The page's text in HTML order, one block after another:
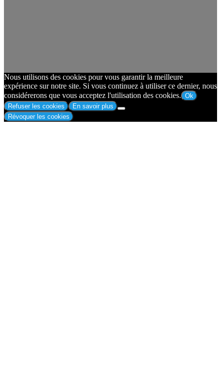
Nous utilisons des cookies pour vous garantir la meilleure
expérience sur notre site. Si vous continuez à utiliser ce dernier, nous
considérerons que vous acceptez l'utilisation des cookies. Ok
Refuser les cookies
En savoir plus
Révoquer les cookies